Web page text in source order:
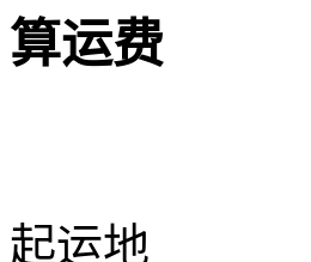
算运费
起运地